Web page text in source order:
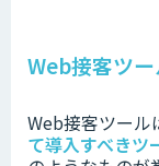
Web接客ツ
Web接客ツール
て導入すべきツ